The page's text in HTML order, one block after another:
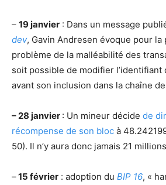
– 19 janvier : Dans un message
dev, Gavin Andresen évoque pour
problème de la malléabilité des
soit possible de modifier l’identifiant
avant son inclusion dans la chaîne
– 28 janvier : Un mineur décide de
récompense de son bloc à
50). Il n’y aura donc jamais 21
–15 février : adoption du BIP 16, «